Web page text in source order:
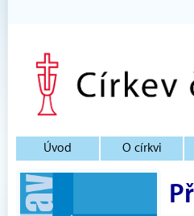
Úvod O církvi